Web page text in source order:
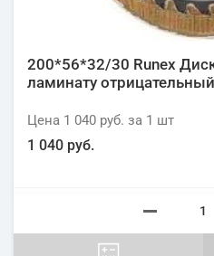
200*56*32/30 Runex
ламинату
Цена 1 040 руб. за 1 шт
1 040 руб.